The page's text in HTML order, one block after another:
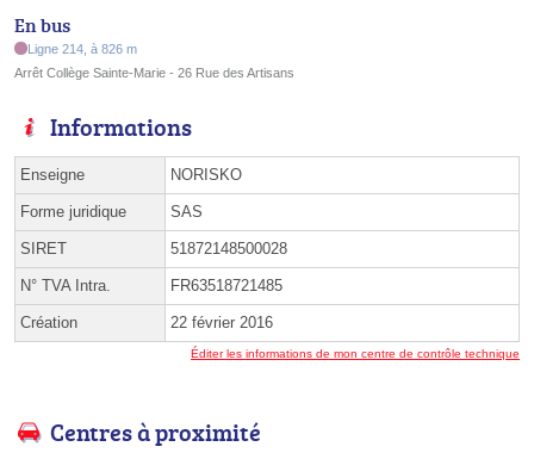
En bus
Ligne 214, à 826 m
Arrêt Collège Sainte-Marie - 26 Rue des Artisans
Informations
Enseigne NORISKO
Forme juridique SAS
SIRET 51872148500028
N° TVA Intra. FR63518721485
Création 22 février 2016
Éditer les informations de mon centre de contrôle technique
Centres à proximité